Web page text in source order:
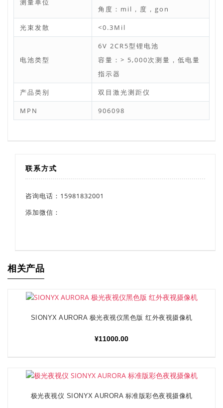
测量单位
角度：mil，度，gon
光束发散 <0.3Mil
电池类型
6V 2CR5型锂电池
容量：> 5,000次测量，低电量
指示器
产品类别 双目激光测距仪
MPN 906098
联系方式
咨询电话：15981832001
添加微信：
相关产品
加入购物车
SIONYX AURORA 极光夜视仪黑色版 红外夜视摄像机
¥11000.00
加入购物车
极光夜视仪 SIONYX AURORA 标准版彩色夜视摄像机